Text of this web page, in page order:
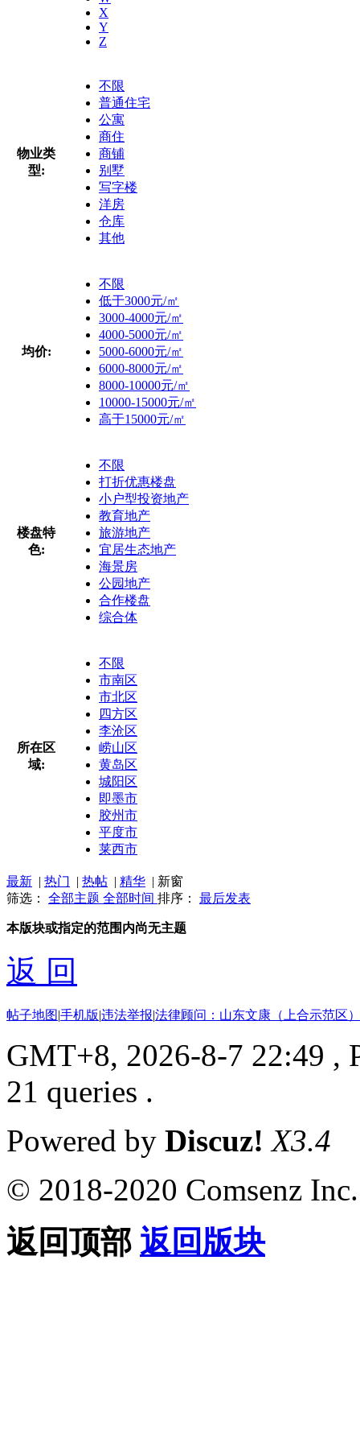
X
Y
Z
物业类
型:
不限
普通住宅
公寓
商住
商铺
别墅
写字楼
洋房
仓库
其他
均价:
不限
低于3000元/㎡
3000-4000元/㎡
4000-5000元/㎡
5000-6000元/㎡
6000-8000元/㎡
8000-10000元/㎡
10000-15000元/㎡
高于15000元/㎡
楼盘特
色:
不限
打折优惠楼盘
小户型投资地产
教育地产
旅游地产
宜居生态地产
海景房
公园地产
合作楼盘
综合体
所在区
域:
不限
市南区
市北区
四方区
李沧区
崂山区
黄岛区
城阳区
即墨市
胶州市
平度市
莱西市
最新 | 热门 | 热帖 | 精华 | 新窗
筛选： 全部主题 全部时间 排序： 最后发表
本版块或指定的范围内尚无主题
返 回
帖子地图|手机版|违法举报|法律顾问：山东文康（上合示范区
GMT+8, 2026-8-7 22:49 ,
21 queries .
Powered by Discuz! X3.4
© 2018-2020 Comsenz Inc.
返回顶部 返回版块